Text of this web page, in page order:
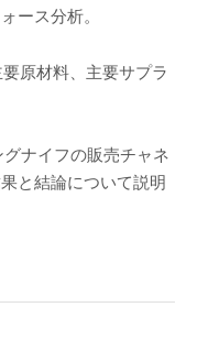
ース分析。
原材料、主要サプラ
ナイフの販売チャネ
と結論について説明